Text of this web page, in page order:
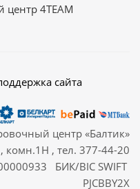
4TEAM
сайта
центр «Балтик»
комн.1Н , тел. 377-44-20
БИК/BIC SWIFT
PJCBBY2X